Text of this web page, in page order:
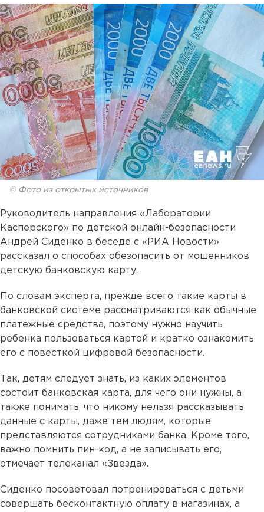
© Фото из открытых источников
Руководитель направления «Лаборатории
Касперского» по детской онлайн-безопасности
Андрей Сиденко в беседе с «РИА Новости»
рассказал о способах обезопасить от мошенников
детскую банковскую карту.
По словам эксперта, прежде всего такие карты в
банковской системе рассматриваются как обычные
платежные средства, поэтому нужно научить
ребенка пользоваться картой и кратко ознакомить
его с повесткой цифровой безопасности.
Так, детям следует знать, из каких элементов
состоит банковская карта, для чего они нужны, а
также понимать, что никому нельзя рассказывать
данные с карты, даже тем людям, которые
представляются сотрудниками банка. Кроме того,
важно помнить пин-код, а не записывать его,
отмечает телеканал «Звезда».
Сиденко посоветовал потренироваться с детьми
совершать бесконтактную оплату в магазинах, а